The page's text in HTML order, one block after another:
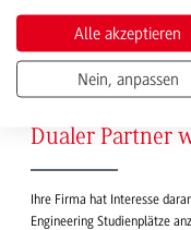
Dualer Partner
Ihre Firma hat Interesse
Engineering Studienplätze
Alle akzeptieren
Nein, anpassen